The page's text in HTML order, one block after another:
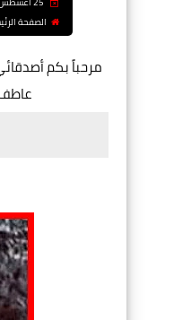
الصفحة
مرحباً بكم